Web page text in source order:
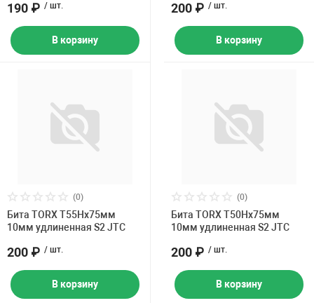
190 ₽ / шт.
В корзину
200 ₽ / шт.
В корзину
(0)
Бита TORX Т55Hх75мм
10мм удлиненная S2 JTC
200 ₽ / шт.
В корзину
(0)
Бита TORX Т50Hх75мм
10мм удлиненная S2 JTC
200 ₽ / шт.
В корзину